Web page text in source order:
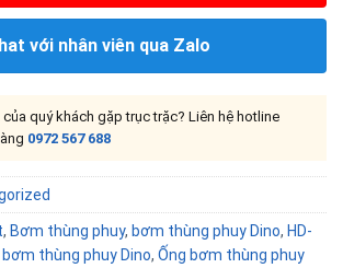
với nhân viên qua Zalo
quý khách gặp trục trặc? Liên hệ hotline
0972 567 688
, Bơm thùng phuy, bơm thùng phuy Dino, HD-
bơm thùng phuy Dino, Ống bơm thùng phuy